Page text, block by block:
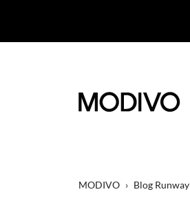
MODIVO › Blog Runway